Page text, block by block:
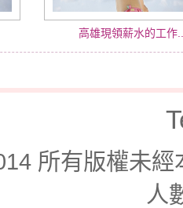
高雄現領薪水的工作
所有版權未
人